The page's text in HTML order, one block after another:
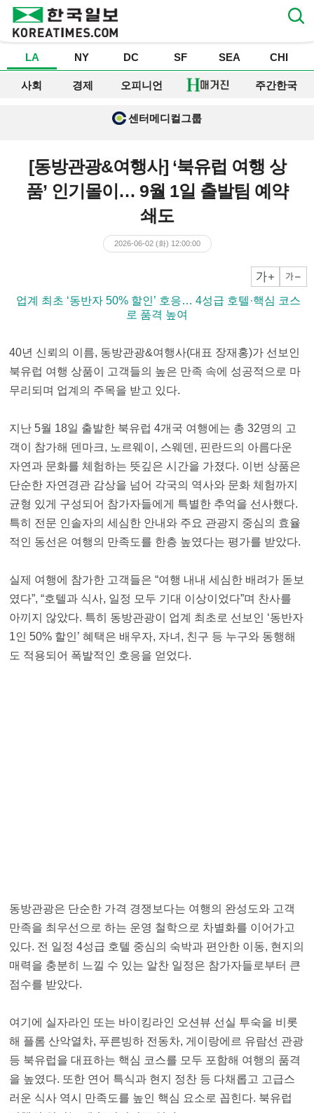
LA NY DC SF SEA CHI
사회 경제 오피니언 주간한국
센터메디컬그룹
[동방관광&여행사] ‘북유럽 여행 상
품’ 인기몰이… 9월 1일 출발팀 예약
쇄도
2026-06-02 (화) 12:00:00
로 품격 높여
40년 신뢰의 이름, 동방관광&여행사(대표 장재홍)가 선보인
북유럽 여행 상품이 고객들의 높은 만족 속에 성공적으로 마
무리되며 업계의 주목을 받고 있다.
지난 5월 18일 출발한 북유럽 4개국 여행에는 총 32명의 고
객이 참가해 덴마크, 노르웨이, 스웨덴, 핀란드의 아름다운
자연과 문화를 체험하는 뜻깊은 시간을 가졌다. 이번 상품은
단순한 자연경관 감상을 넘어 각국의 역사와 문화 체험까지
균형 있게 구성되어 참가자들에게 특별한 추억을 선사했다.
특히 전문 인솔자의 세심한 안내와 주요 관광지 중심의 효율
적인 동선은 여행의 만족도를 한층 높였다는 평가를 받았다.
실제 여행에 참가한 고객들은 “여행 내내 세심한 배려가 돋보
였다”, “호텔과 식사, 일정 모두 기대 이상이었다”며 찬사를
아끼지 않았다. 특히 동방관광이 업계 최초로 선보인 ‘동반자
1인 50% 할인’ 혜택은 배우자, 자녀, 친구 등 누구와 동행해
도 적용되어 폭발적인 호응을 얻었다.
동방관광은 단순한 가격 경쟁보다는 여행의 완성도와 고객
만족을 최우선으로 하는 운영 철학으로 차별화를 이어가고
있다. 전 일정 4성급 호텔 중심의 숙박과 편안한 이동, 현지의
매력을 충분히 느낄 수 있는 알찬 일정은 참가자들로부터 큰
점수를 받았다.
여기에 실자라인 또는 바이킹라인 오션뷰 선실 투숙을 비롯
해 플롬 산악열차, 푸른빙하 전동차, 게이랑에르 유람선 관광
등 북유럽을 대표하는 핵심 코스를 모두 포함해 여행의 품격
을 높였다. 또한 연어 특식과 현지 정찬 등 다채롭고 고급스
러운 식사 역시 만족도를 높인 핵심 요소로 꼽힌다. 북유럽